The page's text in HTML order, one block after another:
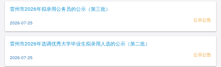
雷州市2026年拟录用公务员的公示（第三批）
2026-07-25 公示公告
雷州市2026年选调优秀大学毕业生拟录用人选的公示（第二批）
2026-07-25 公示公告